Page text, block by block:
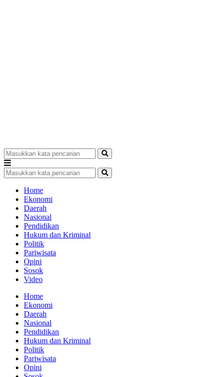
Home
Ekonomi
Daerah
Nasional
Pendidikan
Hukum dan Kriminal
Politik
Pariwisata
Opini
Sosok
Video
Home
Ekonomi
Daerah
Nasional
Pendidikan
Hukum dan Kriminal
Politik
Pariwisata
Opini